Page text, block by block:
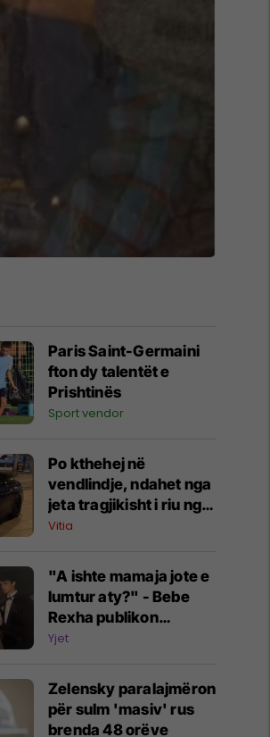
Paris Saint-Germaini
fton dy talentët e
Prishtinës
Sport vendor
Po kthehej në
vendlindje, ndahet nga
jeta tragjikisht i riu nga
Vitia
Vitia
"A ishte mamaja jote e
lumtur aty?" - Bebe
Rexha publikon
fotografi të rralla nga
prindërve të saj por
vëmendjen e marrin
komentet e fansave
Yjet
Zelensky paralajmëron
për sulm 'masiv' rus
brenda 48 orëve